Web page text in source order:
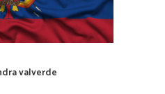
valverde